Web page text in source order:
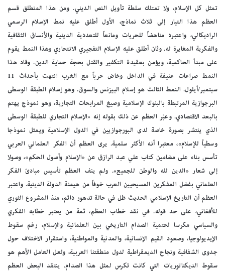
تمثل كل الإسلام، ولا تمتلك سلطة تأويل النص الديني. ومن هذا المنطلق قسم
العظم هذا التيار إلى ثلاث نماذج، الأول أطلق عليه نمط الإسلام الرسمي
الراديكالي، واعتبره مناهضاً للحريات ومانعاً للتعددية الدينية والأنساق الثقافية
والفكرية المغايرة له. وثان أطلق عليه الإسلام التفجيري الانتحاري وهذا النمط يقوم
على مبدأ الحاكمية، ويؤمن بعقيدة التكفير والقتل بحجة حماية الدين. وقاد هذا
النمط صراعات عنيفة في الداخل وخاض حرباً مع الغرب انتهت بأحداث 11
سبتمبر/أيلول. النمط الثالث هو إسلام البيزنس والسوق. وهو إسلام الطبقة الوسطى
البرجوازية المرتبطة بالبنوك الإسلامية وصيغ المرابحات التجارية، وهو نموذج يهتم
بالبعد الاقتصادي. وعبّر العظم عن ذلك بقوله إنه «الإسلام التجاري للطبقة الوسطى
الذي ينتشر بصورة خاصة لدى البورجوازيين في الدول الإسلامية ويمثل نموذجا
وسطياً للإسلام»، معتبرا أنه الأكثر سلمية. يرى العظم أن الفكر العلماني العربي
تأسس بناء على مضامين كتاب علي عبد الرازق عن «الإسلام وأصول الحكم»، وصولا
إلى شعار «الدين لله والوطن للجميع». ولم ينف العظم تأسيس مبادئ الفكر
العلماني بفضل المفكرين المسيحيين العرب خوفاً من هيمنة الدولة الدينية. واعتبر
العظم أن التاريخ الإسلامي الحديث ظل في حالة تدهور دائم، منذ المشروع الثوري
للأفغاني، على حد قوله. في نقد خطاب العظم، ثمة من يعتبر خطابه الفكري
والسياسي مكرسا لحتمية الصدام التاريخي بين العلمانية والإسلام، رغم سقوط
الإيديولوجيا، وصعود القيم الإنسانية، والمدنية والمواطنية، واستقرار الاختلاف حول
جدوى الشفافية ونجاح الديمقراطية لدول منطقتنا العربية، ولعل العامل الأهم هو
سقوط الديكتاتوريات التي كانت تكرس لمثل هذا الصدام. ينتقد البعض العظم